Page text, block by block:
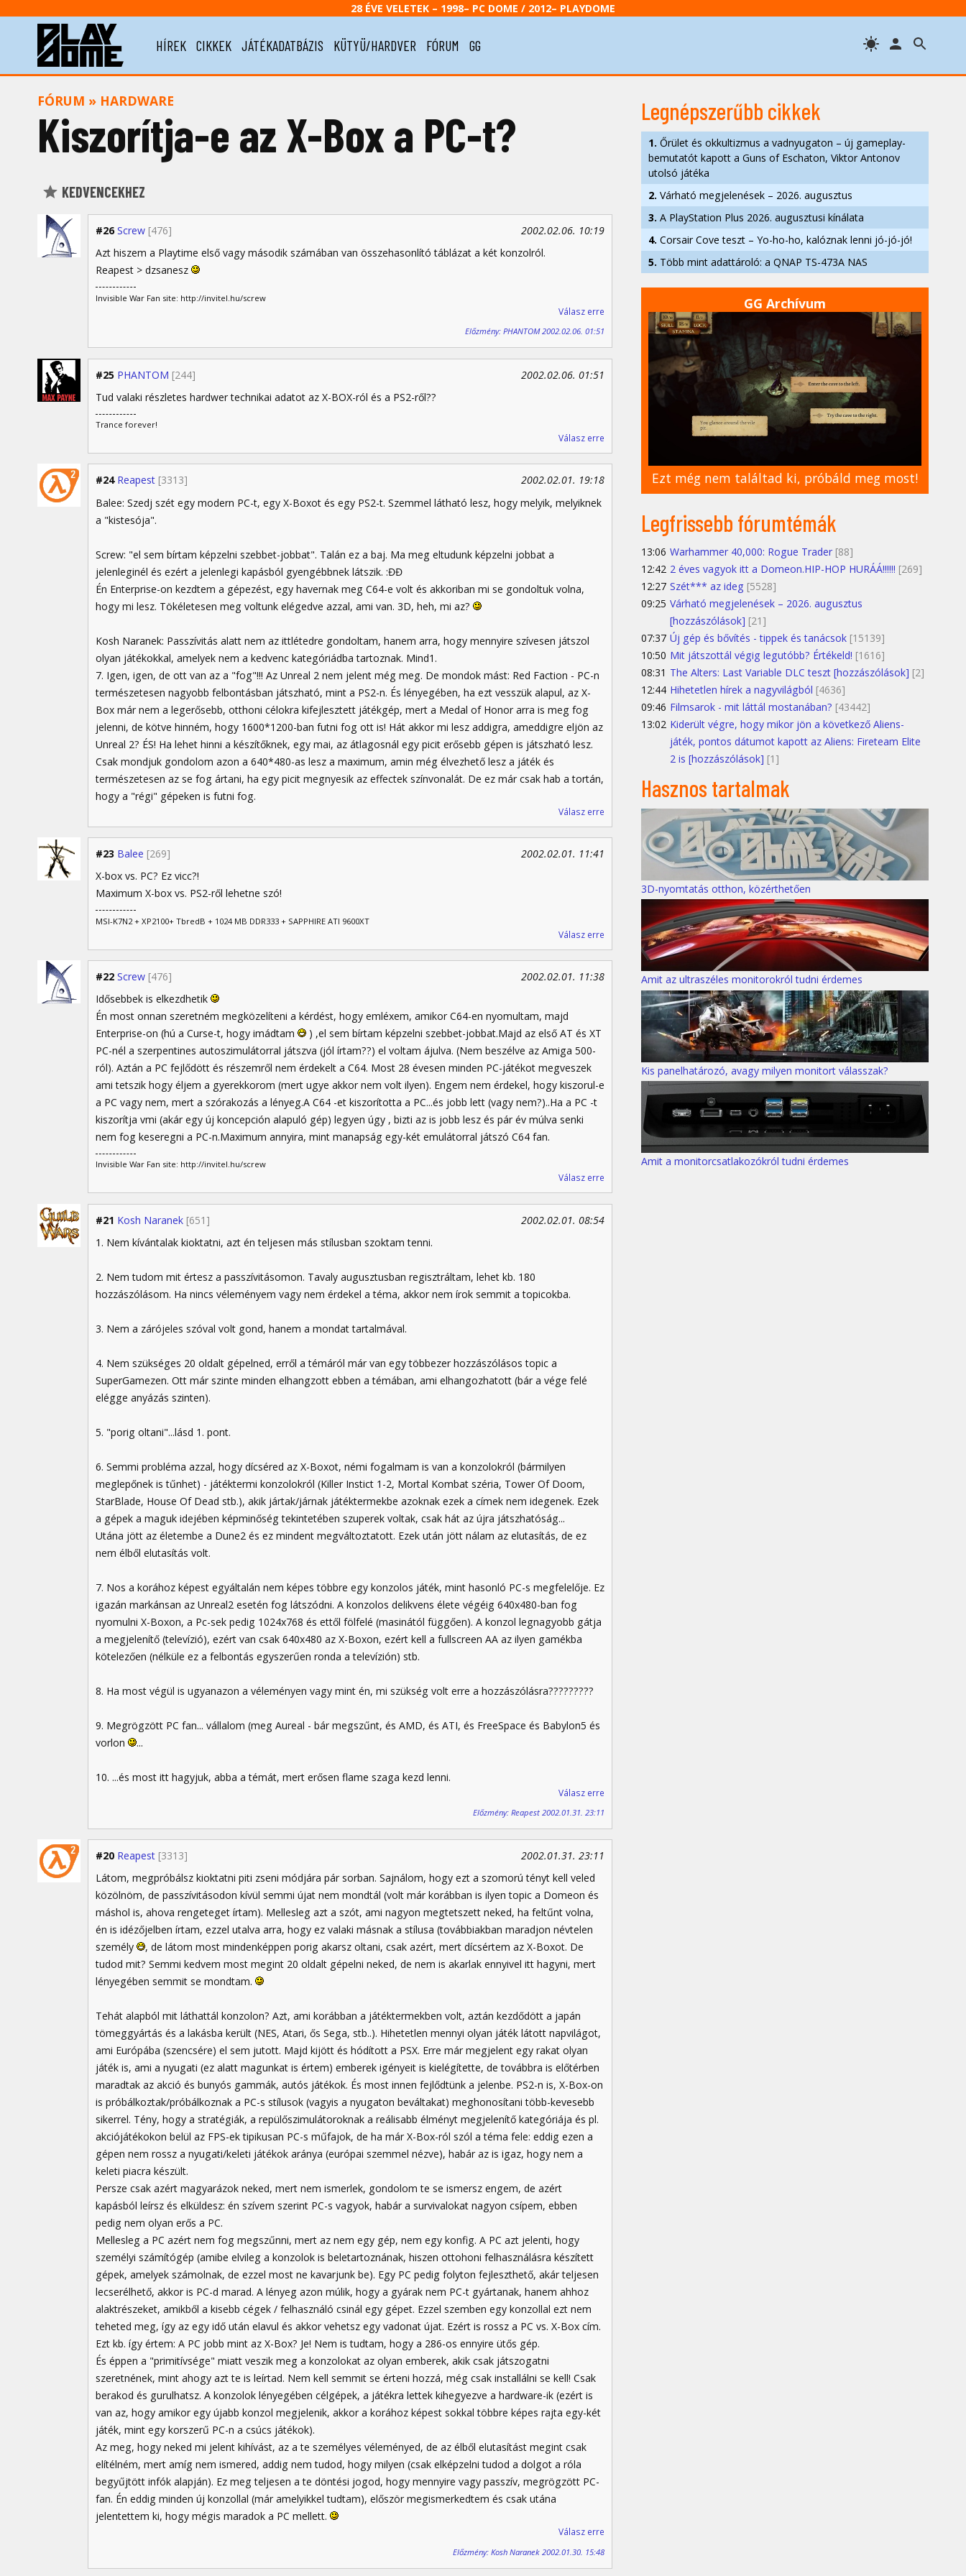
28 ÉVE VELETEK – 1998– PC DOME / 2012– PLAYDOME
HÍREK CIKKEK JÁTÉKADATBÁZIS KÜTYÜ/HARDVER FÓRUM GG
FÓRUM » HARDWARE
Kiszorítja-e az X-Box a PC-t?
KEDVENCEKHEZ
#26 Screw [476]
2002.02.06. 10:19
Azt hiszem a Playtime első vagy második számában van összehasonlító táblázat a két konzolról.
Reapest > dzsanesz
Invisible War Fan site: http://invitel.hu/screw
Válasz erre
Előzmény: PHANTOM 2002.02.06. 01:51
#25 PHANTOM [244]
2002.02.06. 01:51
Tud valaki részletes hardwer technikai adatot az X-BOX-ról és a PS2-ről??
Trance forever!
Válasz erre
#24 Reapest [3313]
2002.02.01. 19:18
Balee: Szedj szét egy modern PC-t, egy X-Boxot és egy PS2-t. Szemmel látható lesz, hogy melyik, melyiknek
a "kistesója".
Screw: "el sem bírtam képzelni szebbet-jobbat". Talán ez a baj. Ma meg eltudunk képzelni jobbat a
jelenleginél és ezért a jelenlegi kapásból gyengébbnek látszik. :ĐĐ
Én Enterprise-on kezdtem a gépezést, egy havernak meg C64-e volt és akkoriban mi se gondoltuk volna,
hogy mi lesz. Tökéletesen meg voltunk elégedve azzal, ami van. 3D, heh, mi az?
Kosh Naranek: Passzívitás alatt nem az ittlétedre gondoltam, hanem arra, hogy mennyire szívesen játszol
olyan játékokkal, amelyek nem a kedvenc kategóriádba tartoznak. Mind1.
7. Igen, igen, de ott van az a "fog"!!! Az Unreal 2 nem jelent még meg. De mondok mást: Red Faction - PC-n
természetesen nagyobb felbontásban játszható, mint a PS2-n. És lényegében, ha ezt vesszük alapul, az X-
Box már nem a legerősebb, otthoni célokra kifejlesztett játékgép, mert a Medal of Honor arra is meg fog
jelenni, de kötve hinném, hogy 1600*1200-ban futni fog ott is! Hát akkor mi lesz addigra, ameddigre eljön az
Unreal 2? ÉS! Ha lehet hinni a készítőknek, egy mai, az átlagosnál egy picit erősebb gépen is játszható lesz.
Csak mondjuk gondolom azon a 640*480-as lesz a maximum, amin még élvezhető lesz a játék és
természetesen az se fog ártani, ha egy picit megnyesik az effectek színvonalát. De ez már csak hab a tortán,
hogy a "régi" gépeken is futni fog.
Válasz erre
#23 Balee [269]
2002.02.01. 11:41
X-box vs. PC? Ez vicc?!
Maximum X-box vs. PS2-ről lehetne szó!
MSI-K7N2 + XP2100+ TbredB + 1024 MB DDR333 + SAPPHIRE ATI 9600XT
Válasz erre
#22 Screw [476]
2002.02.01. 11:38
Idősebbek is elkezdhetik
Én most onnan szeretném megközelíteni a kérdést, hogy emléxem, amikor C64-en nyomultam, majd
Enterprise-on (hú a Curse-t, hogy imádtam
) ,el sem bírtam képzelni szebbet-jobbat.Majd az első AT és XT
PC-nél a szerpentines autoszimulátorral játszva (jól írtam??) el voltam ájulva. (Nem beszélve az Amiga 500-
ról). Aztán a PC fejlődött és részemről nem érdekelt a C64. Most 28 évesen minden PC-játékot megveszek
ami tetszik hogy éljem a gyerekkorom (mert ugye akkor nem volt ilyen). Engem nem érdekel, hogy kiszorul-e
a PC vagy nem, mert a szórakozás a lényeg.A C64 -et kiszorította a PC...és jobb lett (vagy nem?)..Ha a PC -t
kiszorítja vmi (akár egy új koncepción alapuló gép) legyen úgy , bizti az is jobb lesz és pár év múlva senki
nem fog keseregni a PC-n.Maximum annyira, mint manapság egy-két emulátorral játszó C64 fan.
Invisible War Fan site: http://invitel.hu/screw
Válasz erre
#21 Kosh Naranek [651]
2002.02.01. 08:54
1. Nem kívántalak kioktatni, azt én teljesen más stílusban szoktam tenni.
2. Nem tudom mit értesz a passzívitásomon. Tavaly augusztusban regisztráltam, lehet kb. 180
hozzászólásom. Ha nincs véleményem vagy nem érdekel a téma, akkor nem írok semmit a topicokba.
3. Nem a zárójeles szóval volt gond, hanem a mondat tartalmával.
4. Nem szükséges 20 oldalt gépelned, erről a témáról már van egy többezer hozzászólásos topic a
SuperGamezen. Ott már szinte minden elhangzott ebben a témában, ami elhangozhatott (bár a vége felé
elégge anyázás szinten).
5. "porig oltani"...lásd 1. pont.
6. Semmi probléma azzal, hogy dícséred az X-Boxot, némi fogalmam is van a konzolokról (bármilyen
meglepőnek is tűnhet) - játéktermi konzolokról (Killer Instict 1-2, Mortal Kombat széria, Tower Of Doom,
StarBlade, House Of Dead stb.), akik jártak/járnak játéktermekbe azoknak ezek a címek nem idegenek. Ezek
a gépek a maguk idejében képminőség tekintetében szuperek voltak, csak hát az újra játszhatóság...
Utána jött az életembe a Dune2 és ez mindent megváltoztatott. Ezek után jött nálam az elutasítás, de ez
nem élből elutasítás volt.
7. Nos a korához képest egyáltalán nem képes többre egy konzolos játék, mint hasonló PC-s megfelelője. Ez
igazán markánsan az Unreal2 esetén fog látszódni. A konzolos delikvens élete végéig 640x480-ban fog
nyomulni X-Boxon, a Pc-sek pedig 1024x768 és ettől fölfelé (masinától függően). A konzol legnagyobb gátja
a megjelenítő (televízió), ezért van csak 640x480 az X-Boxon, ezért kell a fullscreen AA az ilyen gamékba
kötelezően (nélküle ez a felbontás egyszerűen ronda a televízión) stb.
8. Ha most végül is ugyanazon a véleményen vagy mint én, mi szükség volt erre a hozzászólásra?????????
9. Megrögzött PC fan... vállalom (meg Aureal - bár megszűnt, és AMD, és ATI, és FreeSpace és Babylon5 és
vorlon
...
10. ...és most itt hagyjuk, abba a témát, mert erősen flame szaga kezd lenni.
Válasz erre
Előzmény: Reapest 2002.01.31. 23:11
#20 Reapest [3313]
2002.01.31. 23:11
Látom, megpróbálsz kioktatni piti zseni módjára pár sorban. Sajnálom, hogy ezt a szomorú tényt kell veled
közölnöm, de passzívitásodon kívül semmi újat nem mondtál (volt már korábban is ilyen topic a Domeon és
máshol is, ahova rengeteget írtam). Mellesleg azt a szót, ami nagyon megtetszett neked, ha feltűnt volna,
én is idézőjelben írtam, ezzel utalva arra, hogy ez valaki másnak a stílusa (továbbiakban maradjon névtelen
személy
, de látom most mindenképpen porig akarsz oltani, csak azért, mert dícsértem az X-Boxot. De
tudod mit? Semmi kedvem most megint 20 oldalt gépelni neked, de nem is akarlak ennyivel itt hagyni, mert
lényegében semmit se mondtam.
Tehát alapból mit láthattál konzolon? Azt, ami korábban a játéktermekben volt, aztán kezdődött a japán
tömeggyártás és a lakásba került (NES, Atari, ős Sega, stb..). Hihetetlen mennyi olyan játék látott napvilágot,
ami Európába (szencsére) el sem jutott. Majd kijött és hódított a PSX. Erre már megjelent egy rakat olyan
játék is, ami a nyugati (ez alatt magunkat is értem) emberek igényeit is kielégítette, de továbbra is előtérben
maradtak az akció és bunyós gammák, autós játékok. És most innen fejlődtünk a jelenbe. PS2-n is, X-Box-on
is próbálkoztak/próbálkoznak a PC-s stílusok (vagyis a nyugaton beváltakat) meghonosítani több-kevesebb
sikerrel. Tény, hogy a stratégiák, a repülőszimulátoroknak a reálisabb élményt megjelenítő kategóriája és pl.
akciójátékokon belül az FPS-ek tipikusan PC-s műfajok, de ha már X-Box-ról szól a téma fele: eddig ezen a
gépen nem rossz a nyugati/keleti játékok aránya (európai szemmel nézve), habár az is igaz, hogy nem a
keleti piacra készült.
Persze csak azért magyarázok neked, mert nem ismerlek, gondolom te se ismersz engem, de azért
kapásból leírsz és elküldesz: én szívem szerint PC-s vagyok, habár a survivalokat nagyon csípem, ebben
pedig nem olyan erős a PC.
Mellesleg a PC azért nem fog megszűnni, mert az nem egy gép, nem egy konfig. A PC azt jelenti, hogy
személyi számítógép (amibe elvileg a konzolok is beletartoznának, hiszen ottohoni felhasználásra készített
gépek, amelyek számolnak, de ezzel most ne kavarjunk be). Egy PC pedig folyton fejleszthető, akár teljesen
lecserélhető, akkor is PC-d marad. A lényeg azon múlik, hogy a gyárak nem PC-t gyártanak, hanem ahhoz
alaktrészeket, amikből a kisebb cégek / felhasználó csinál egy gépet. Ezzel szemben egy konzollal ezt nem
teheted meg, így az egy idő után elavul és akkor vehetsz egy vadonat újat. Ezért is rossz a PC vs. X-Box cím.
Ezt kb. így értem: A PC jobb mint az X-Box? Je! Nem is tudtam, hogy a 286-os ennyire ütős gép.
És éppen a "primitívsége" miatt veszik meg a konzolokat az olyan emberek, akik csak játszogatni
szeretnének, mint ahogy azt te is leírtad. Nem kell semmit se érteni hozzá, még csak installálni se kell! Csak
berakod és gurulhatsz. A konzolok lényegében célgépek, a játékra lettek kihegyezve a hardware-ik (ezért is
van az, hogy amikor egy újabb konzol megjelenik, akkor a korához képest sokkal többre képes rajta egy-két
játék, mint egy korszerű PC-n a csúcs játékok).
Az meg, hogy neked mi jelent kihívást, az a te személyes véleményed, de az élből elutasítást megint csak
elítélném, mert amíg nem ismered, addig nem tudod, hogy milyen (csak elképzelni tudod a dolgot a róla
begyűjtött infók alapján). Ez meg teljesen a te döntési jogod, hogy mennyire vagy passzív, megrögzött PC-
fan. Én eddig minden új konzollal (már amelyikkel tudtam), először megismerkedtem és csak utána
jelentettem ki, hogy mégis maradok a PC mellett.
Válasz erre
Előzmény: Kosh Naranek 2002.01.30. 15:48
Legnépszerűbb cikkek
1. Őrület és okkultizmus a vadnyugaton – új gameplay-
bemutatót kapott a Guns of Eschaton, Viktor Antonov
utolsó játéka
2. Várható megjelenések – 2026. augusztus
3. A PlayStation Plus 2026. augusztusi kínálata
4. Corsair Cove teszt – Yo-ho-ho, kalóznak lenni jó-jó-jó!
5. Több mint adattároló: a QNAP TS-473A NAS
GG Archívum
Ezt még nem találtad ki, próbáld meg most!
Legfrissebb fórumtémák
13:06 Warhammer 40,000: Rogue Trader [88]
12:42 2 éves vagyok itt a Domeon.HIP-HOP HURÁÁ!!!!!! [269]
12:27 Szét*** az ideg [5528]
09:25 Várható megjelenések – 2026. augusztus
[hozzászólások] [21]
07:37 Új gép és bővítés - tippek és tanácsok [15139]
10:50 Mit játszottál végig legutóbb? Értékeld! [1616]
08:31 The Alters: Last Variable DLC teszt [hozzászólások] [2]
12:44 Hihetetlen hírek a nagyvilágból [4636]
09:46 Filmsarok - mit láttál mostanában? [43442]
13:02 Kiderült végre, hogy mikor jön a következő Aliens-
játék, pontos dátumot kapott az Aliens: Fireteam Elite
2 is [hozzászólások] [1]
Hasznos tartalmak
3D-nyomtatás otthon, közérthetően
Amit az ultraszéles monitorokról tudni érdemes
Kis panelhatározó, avagy milyen monitort válasszak?
Amit a monitorcsatlakozókról tudni érdemes